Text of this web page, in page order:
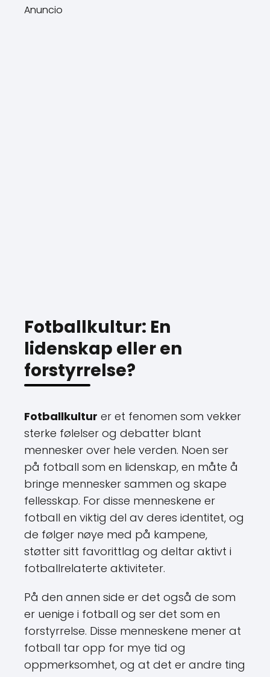
Anuncio
Fotballkultur: En
lidenskap eller en
forstyrrelse?
Fotballkultur er et fenomen som vekker
sterke følelser og debatter blant
mennesker over hele verden. Noen ser
på fotball som en lidenskap, en måte å
bringe mennesker sammen og skape
fellesskap. For disse menneskene er
fotball en viktig del av deres identitet, og
de følger nøye med på kampene,
støtter sitt favorittlag og deltar aktivt i
fotballrelaterte aktiviteter.
På den annen side er det også de som
er uenige i fotball og ser det som en
forstyrrelse. Disse menneskene mener at
fotball tar opp for mye tid og
oppmerksomhet, og at det er andre ting